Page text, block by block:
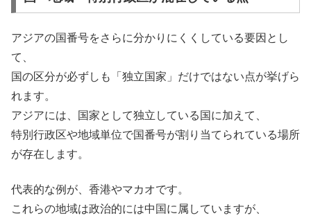
アジアの国番号をさらに分かりにくくしている要因とし
て、
国の区分が必ずしも「独立国家」だけではない点が挙げら
れます。
アジアには、国家として独立している国に加えて、
特別行政区や地域単位で国番号が割り当てられている場所
が存在します。
代表的な例が、香港やマカオです。
これらの地域は政治的には中国に属していますが、